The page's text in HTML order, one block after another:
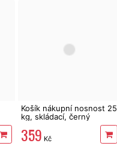
Košík nákupní nosnost 25
kg, skládací, černý
359 Kč